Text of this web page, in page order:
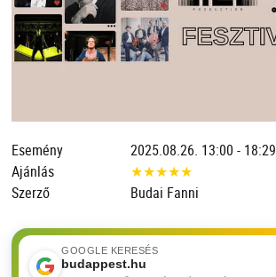
Esemény
2025.08.26. 13:00 - 18:29
Ajánlás
★★★★★
Szerző
Budai Fanni
GOOGLE KERESÉS
budappest.hu